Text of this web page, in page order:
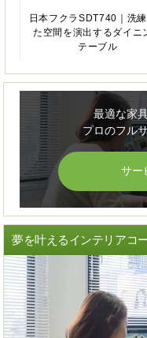
日本フクラSDT740｜洗
た空間を演出するダイニ
テーブル
最適な家
プロのフル
サー
夢を叶えるインテリアコ